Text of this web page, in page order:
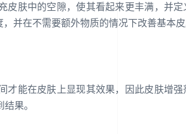
肤中的空隙，使其看起来更丰满，并定
并在不需要额外物质的情况下改善基本皮
才能在皮肤上显现其效果，因此皮肤增
果。